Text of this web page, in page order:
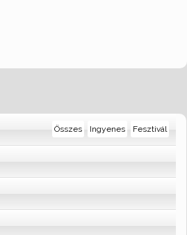
Fesztivál
Ingyenes
Összes